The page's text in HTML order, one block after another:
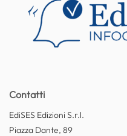
Contatti
EdiSES Edizioni S.r.l.
Piazza Dante, 89